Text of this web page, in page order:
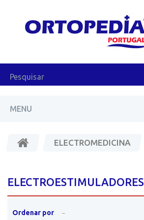
MENU
ELECTROMEDICINA
ELECTROESTIMULADORES
Ordenar por --